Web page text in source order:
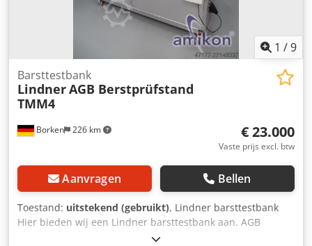
1 /9
Borken 226 km
Barsttestbank
LindnerAGB Berstprüfstand
TMM4
€ 23.000
Vaste prijs excl. btw
Aanvragen Bellen
Toestand: uitstekend (gebruikt), Lindner barsttestbank
Hier bieden wij een Lindner barsttestbank aan. AGB
barsttestbank TMM4 Technische gegevens: AGB